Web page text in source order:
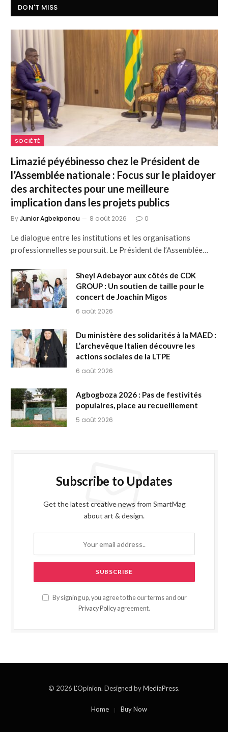
DON'T MISS
SOCIÉTÉ
Limazié péyébinesso chez le Président de
l’Assemblée nationale : Focus sur le plaidoyer
des architectes pour une meilleure
implication dans les projets publics
ByJunior Agbekponou 8 août 2026 0
Le dialogue entre les institutions et les organisations
professionnelles se poursuit. Le Président de l’Assemblée…
Sheyi Adebayor aux côtés de CDK
GROUP : Un soutien de taille pour le
concert de Joachin Migos
6 août 2026
Du ministère des solidarités à la MAED :
L’archevêque Italien découvre les
actions sociales de la LTPE
6 août 2026
Agbogboza 2026 : Pas de festivités
populaires, place au recueillement
5 août 2026
Subscribe to Updates
Get the latest creative news from SmartMag
about art & design.
By signing up, you agree to the our terms and our
Privacy Policy agreement.
© 2026 L'Opinion. Designed byMediaPress.
Home Buy Now